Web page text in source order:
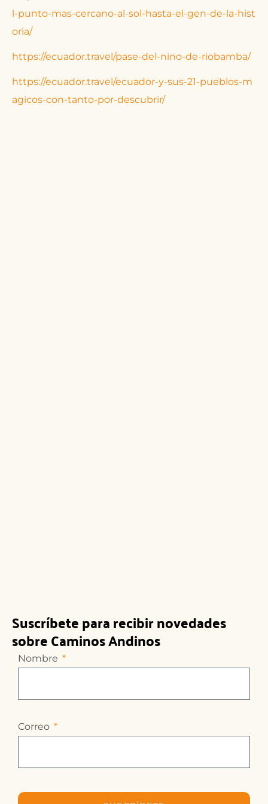
l-punto-mas-cercano-al-sol-hasta-el-gen-de-la-hist
oria/
https://ecuador.travel/pase-del-nino-de-riobamba/
https://ecuador.travel/ecuador-y-sus-21-pueblos-m
agicos-con-tanto-por-descubrir/
Suscríbete para recibir novedades
sobre Caminos Andinos
Nombre
Correo